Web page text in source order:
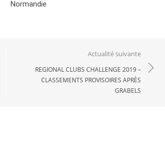
Normandie
Actualité suivante
REGIONAL CLUBS CHALLENGE 2019 –
CLASSEMENTS PROVISOIRES APRÈS
GRABELS